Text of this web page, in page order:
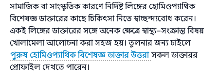
সামাজিক বা সাংস্কৃতিক কারণে নির্দিষ্ট লিঙ্গের হোমিওপ্যাথিক
বিশেষজ্ঞ ডাক্তারের কাছে চিকিৎসা নিতে স্বাচ্ছন্দ্যবোধ করেন।
একই লিঙ্গের ডাক্তারের সঙ্গে অনেক ক্ষেত্রে স্বাস্থ্য–সংক্রান্ত বিষয়
খোলামেলা আলোচনা করা সহজ হয়। তুলনার জন্য চাইলে
পুরুষ হোমিওপ্যাথিক বিশেষজ্ঞ ডাক্তার উত্তরাসকল ডাক্তারর
প্রোফাইল দেখতে পারেন।